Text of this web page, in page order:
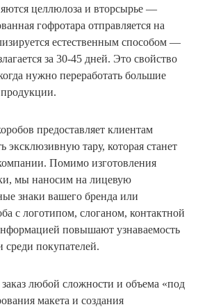
целлюлоза и вторсырье —
гофротара отправляется на
естественным способом —
за 30-45 дней. Это свойство
нужно переработать большие
предоставляет клиентам
эксклюзивную тару, которая станет
Помимо изготовления
мы наносим на лицевую
знаки вашего бренда или
с логотипом, слоганом, контактной
повышают узнаваемость
среди покупателей.
любой сложности и объема «под
макета и создания